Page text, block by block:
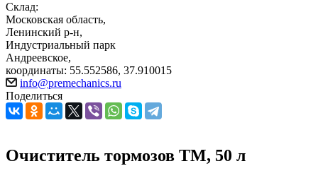
Склад:
Московская область,
Ленинский р-н,
Индустриальный парк
Андреевское,
координаты: 55.552586, 37.910015
info@premechanics.ru
Поделиться
Очиститель тормозов ТМ, 50 л